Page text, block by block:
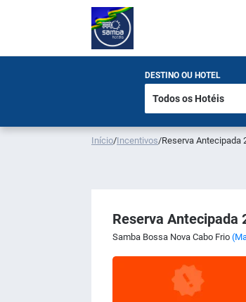
DESTINO OU HOTEL
Início/Incentivos/Reserva Antecipada
Reserva Antecipada
Samba Bossa Nova Cabo Frio